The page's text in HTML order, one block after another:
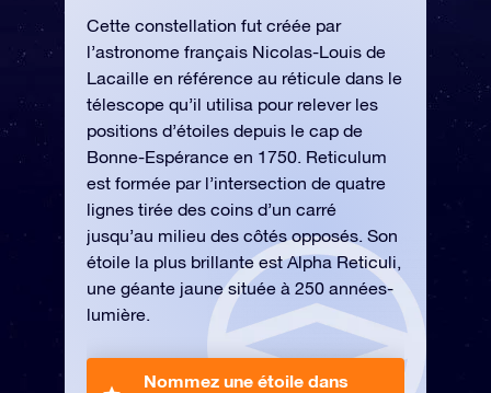
Cette constellation fut créée par
l’astronome français Nicolas-Louis de
Lacaille en référence au réticule dans le
télescope qu’il utilisa pour relever les
positions d’étoiles depuis le cap de
Bonne-Espérance en 1750. Reticulum
est formée par l’intersection de quatre
lignes tirée des coins d’un carré
jusqu’au milieu des côtés opposés. Son
étoile la plus brillante est Alpha Reticuli,
une géante jaune située à 250 années-
lumière.
Nommez une étoile dans